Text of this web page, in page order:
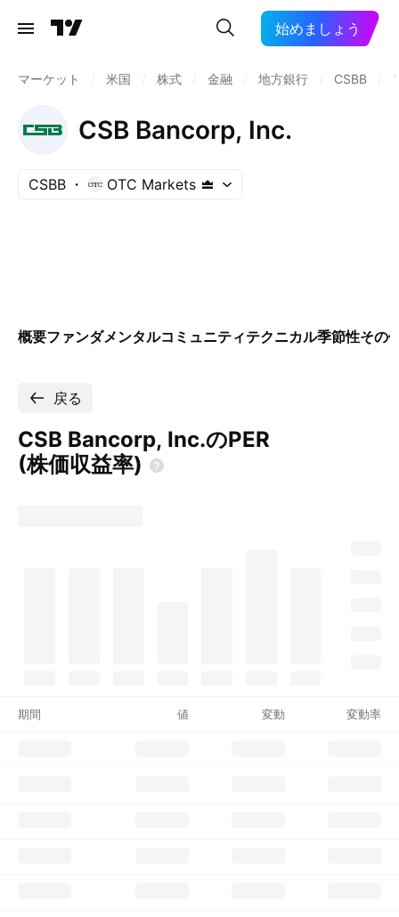
始めましょう
マーケット 米国 株式 金融 地方銀行 CSBB
CSB Bancorp, Inc.
CSBB OTC Markets
概要ファンダメンタルコミュニティテクニカル季節性その
戻る
CSB Bancorp, Inc.のPER
(株価収益率)
期間 値 変動 変動率